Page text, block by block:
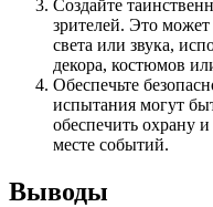
Создайте
зрителей. Это
света или звука,
декора, костюмов
Обеспечьте
испытания могут
обеспечить охрану
месте событий.
Выводы